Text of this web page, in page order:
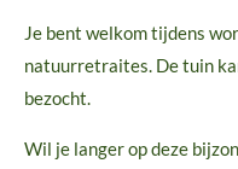
Je bent welkom tijdens
natuurretraites. De tuin
bezocht.
Wil je langer op deze